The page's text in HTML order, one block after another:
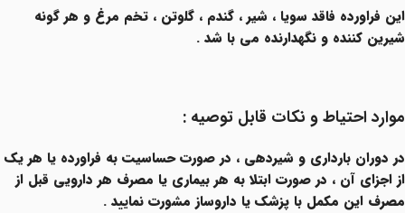
این فراورده فاقد سویا ، شیر ، گندم ، گلوتن ، تخم مرغ و هر گونه
شیرین کننده و نگهدارنده می با شد .
موارد احتیاط و نکات قابل توصیه :
در دوران بارداری و شیردهی ، در صورت حساسیت به فراورده یا هر یک
از اجزای آن ، در صورت ابتلا به هر بیماری یا مصرف هر دارویی قبل از
مصرف این مکمل با پزشک یا داروساز مشورت نمایید .